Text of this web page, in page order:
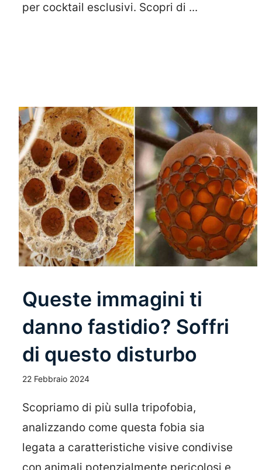
per cocktail esclusivi. Scopri di ...
Queste immagini ti
danno fastidio? Soffri
di questo disturbo
22 Febbraio 2024
Scopriamo di più sulla tripofobia,
analizzando come questa fobia sia
legata a caratteristiche visive condivise